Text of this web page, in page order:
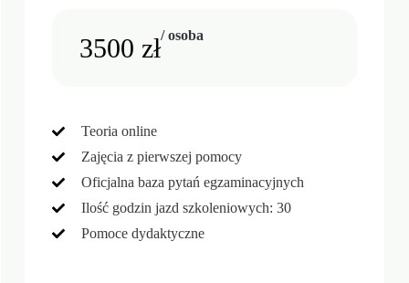
3500 zł/ osoba
Teoria online
Zajęcia z pierwszej pomocy
Oficjalna baza pytań egzaminacyjnych
Ilość godzin jazd szkoleniowych: 30
Pomoce dydaktyczne